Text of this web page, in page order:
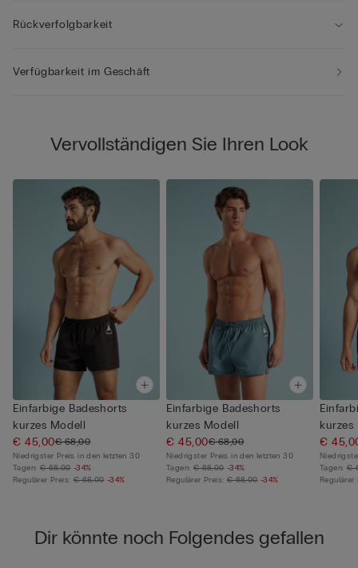
Rückverfolgbarkeit
Verfügbarkeit im Geschäft
Vervollständigen Sie Ihren Look
Einfarbige Badeshorts
kurzes Modell
€ 45,00€ 68,00
Niedrigster Preis in den letzten 30
Tagen: € 68,00 -34%
Regulärer Preis: € 68,00 -34%
Einfarbige Badeshorts
kurzes Modell
€ 45,00€ 68,00
Niedrigster Preis in den letzten 30
Tagen: € 68,00 -34%
Regulärer Preis: € 68,00 -34%
kurzes
€
Tagen: €
Dir könnte noch Folgendes gefallen